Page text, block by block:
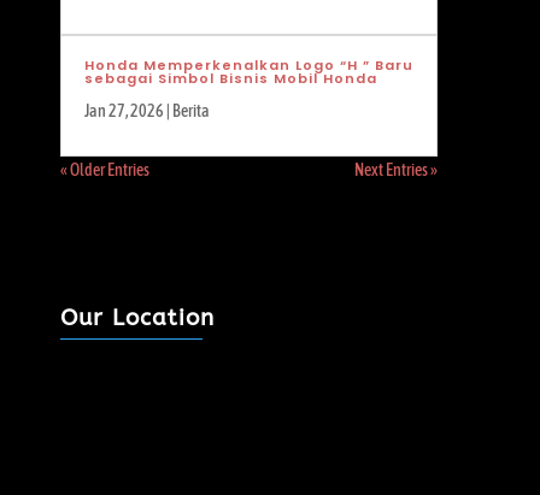
Honda Memperkenalkan Logo “H ” Baru
sebagai Simbol Bisnis Mobil Honda
Jan 27, 2026
Berita
« Older Entries Next Entries »
Our Location